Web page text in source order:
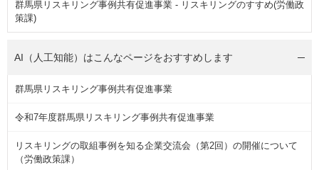
群馬県リスキリング事例共有促進事業 - リスキリングのすすめ(労働政
策課)
AI（人工知能）はこんなページをおすすめします
群馬県リスキリング事例共有促進事業
令和7年度群馬県リスキリング事例共有促進事業
リスキリングの取組事例を知る企業交流会（第2回）の開催について
（労働政策課）